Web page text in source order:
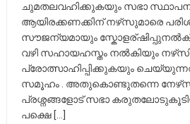
ചുമതലവഹിക്കുകയും സഭാ
ആയിരക്കണക്കിന് നഴ്‌സുമാരെ
സൗജന്യമായും
വഴി സഹായഹസ്തം നൽകിയും
പ്രോത്സാഹിപ്പിക്കുകയും
സമൂഹം . അതുകൊണ്ടുതന്നെ
പ്രശ്നങ്ങളോട് സഭാ
പക്ഷെ […]